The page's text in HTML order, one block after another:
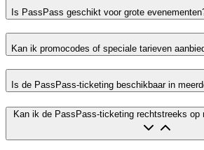
Is PassPass geschikt voor grote
Kan ik promocodes of speciale tarieven
Is de PassPass-ticketing beschikbaar in
Kan ik de PassPass-ticketing rechtstreeks op